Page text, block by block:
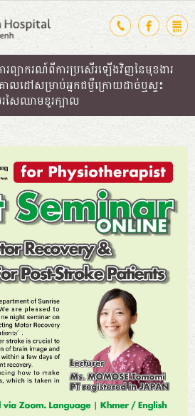
ព្យាករណ៍ពីការប្រសើរឡើងវិញនៃមុខងារ
ដៅសម្រាប់អ្នកជម្ងឺក្រោយដាច់ឬស្ទះ
សៃឈាមខួរក្បាល